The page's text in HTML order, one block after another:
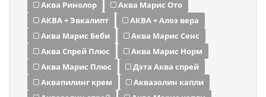
Аква Ринолор
Аква Марис Ото
АКВА + Эвкалипт
АКВА + Алоэ вера
Аква Марис Беби
Аква Марис Сенс
Аква Спрей Плюс
Аква Марис Норм
Аква Марис Плюс
Дэта Аква спрей
Аквапилинг крем
Аквазолин капли